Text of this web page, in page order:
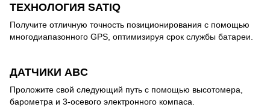
ТЕХНОЛОГИЯ SATIQ
Получите отличную точность позиционирования с помощью
многодиапазонного GPS, оптимизируя срок службы батареи.
ДАТЧИКИ ABC
Проложите свой следующий путь с помощью высотомера,
барометра и 3-осевого электронного компаса.